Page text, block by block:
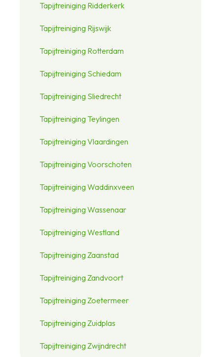
Tapijtreiniging Ridderkerk
Tapijtreiniging Rijswijk
Tapijtreiniging Rotterdam
Tapijtreiniging Schiedam
Tapijtreiniging Sliedrecht
Tapijtreiniging Teylingen
Tapijtreiniging Vlaardingen
Tapijtreiniging Voorschoten
Tapijtreiniging Waddinxveen
Tapijtreiniging Wassenaar
Tapijtreiniging Westland
Tapijtreiniging Zaanstad
Tapijtreiniging Zandvoort
Tapijtreiniging Zoetermeer
Tapijtreiniging Zuidplas
Tapijtreiniging Zwijndrecht